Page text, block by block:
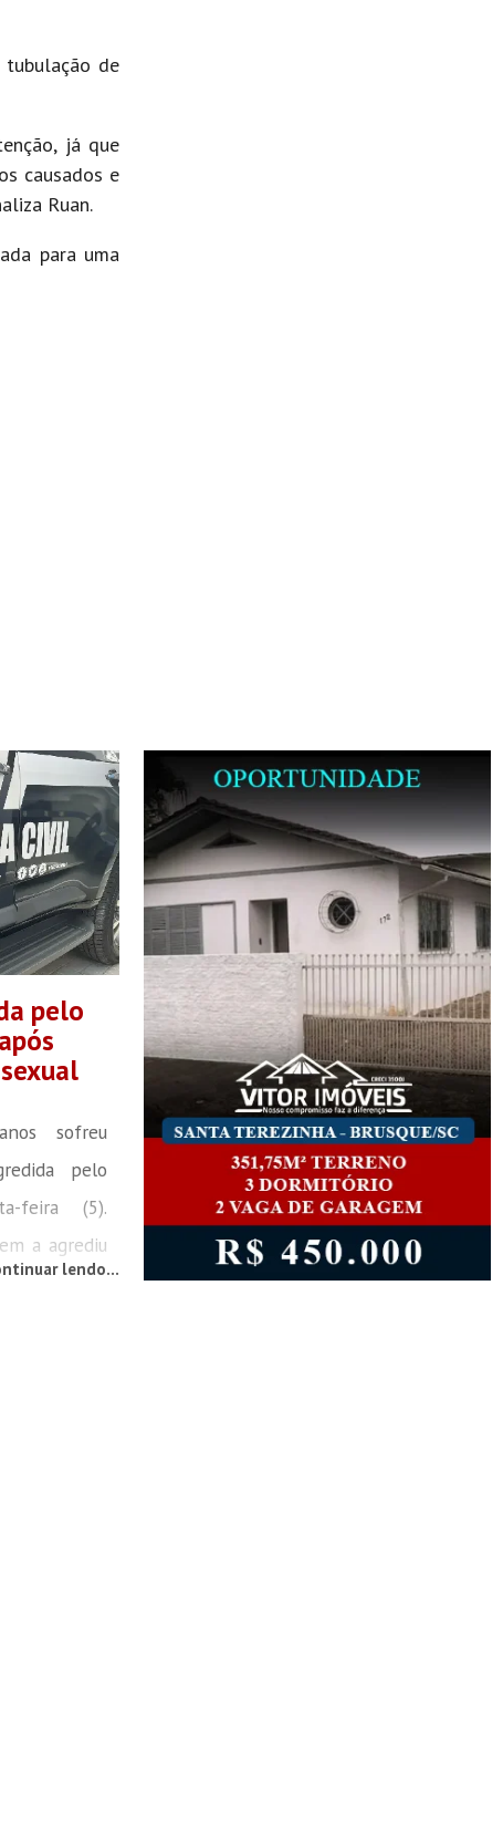
de
já que
causados e
Ruan.
para uma
pelo
sofreu
pelo
feira (5).
a agrediu
relações
lendo...